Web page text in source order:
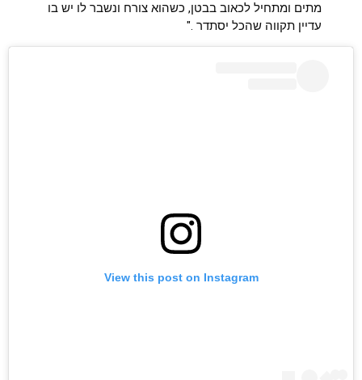
מתים ומתחיל לכאוב בבטן, כשהוא צורח ונשבר לו יש בו
עדיין תקווה שהכל יסתדר ."
View this post on Instagram